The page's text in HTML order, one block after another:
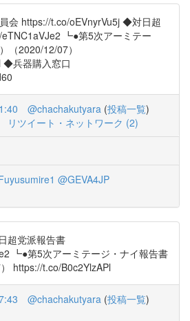
会 https://t.co/oEVnyrVu5j ◆対日超
┗●第5次アーミテー
（2020/12/07）
◆兵器購入窓口
@chachakutyara (投稿一覧)
リツイート・ネットワーク (2)
@GEVA4JP
超党派報告書
┗●第5次アーミテージ・ナイ報告書
https://t.co/B0c2YlzAPl
@chachakutyara (投稿一覧)